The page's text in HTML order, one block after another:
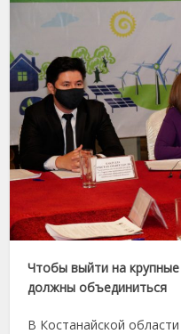
Чтобы выйти на
должны объединиться
В Костанайской